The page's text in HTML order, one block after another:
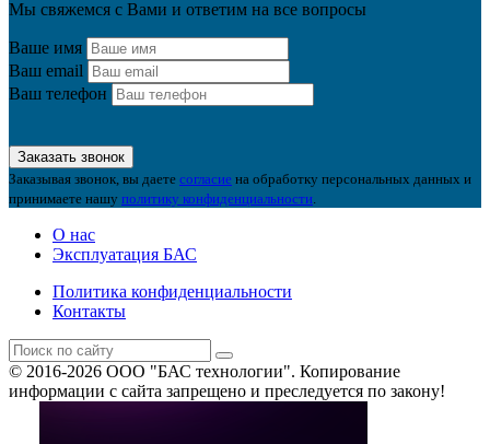
Мы свяжемся с Вами и ответим на все вопросы
Ваше имя
Ваш email
Ваш телефон
Заказать звонок
Заказывая звонок, вы даете согласие на обработку персональных данных и
принимаете нашу политику конфиденциальности
О нас
Эксплуатация БАС
Политика конфиденциальности
Контакты
© 2016-2026 ООО "БАС технологии". Копирование
информации с сайта запрещено и преследуется по закону!